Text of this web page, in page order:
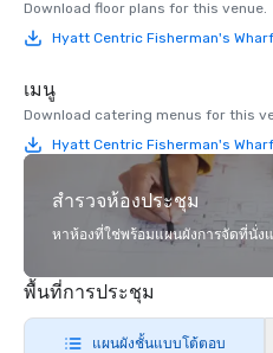
Download floor plans for this venue.
Hyatt Centric Fisherman's
เมนู
Download catering menus for this
Hyatt Centric Fisherman's
สำรวจห้องประชุม
หาห้องที่ใช่พร้อมแผนผังการจัดที่นั่ง
พื้นที่การประชุม
แผนผังชั้นแบบโต้ตอบ